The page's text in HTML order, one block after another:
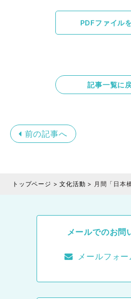
PDFファイル
記事一覧に
前の記事へ
トップページ >文化活動 > 月間「日本
メールでのお問
メールフォー